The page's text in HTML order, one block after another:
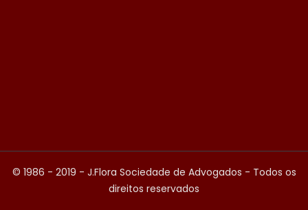
© 1986 - 2019 - J.Flora Sociedade de Advogados - Todos os
direitos reservados